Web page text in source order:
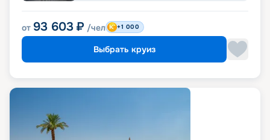
от 93 603 ₽ /чел +1 000
Выбрать круиз